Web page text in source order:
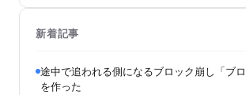
新着記事
途中で追われる側になるブロック崩し「ブロ
を作った